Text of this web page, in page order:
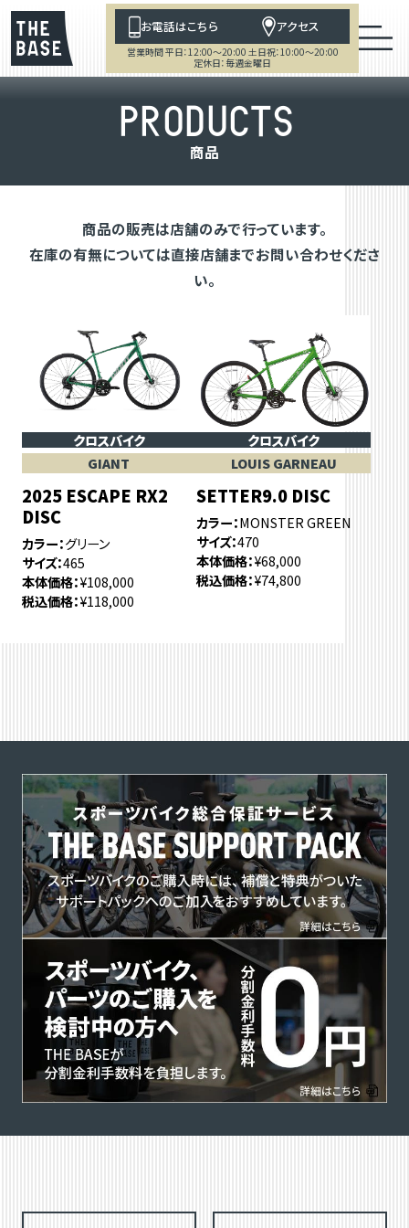
お電話はこちら アクセス
営業時間 平日：12:00～20:00 土日祝：10:00～20:00
定休日：毎週金曜日
PRODUCTS
商品
商品の販売は店舗のみで行っています。
在庫の有無については直接店舗までお問い合わせくださ
い。
クロスバイク
GIANT
2025 ESCAPE RX2
DISC
カラー グリーン
サイズ 465
本体価格 ¥108,000
税込価格 ¥118,000
クロスバイク
LOUIS GARNEAU
SETTER9.0 DISC
カラー MONSTER GREEN
サイズ 470
本体価格 ¥68,000
税込価格 ¥74,800